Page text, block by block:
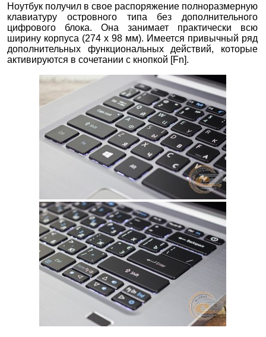
Ноутбук получил в свое распоряжение полноразмерную
клавиатуру островного типа без дополнительного
цифрового блока. Она занимает практически всю
ширину корпуса (274 х 98 мм). Имеется привычный ряд
дополнительных функциональных действий, которые
активируются в сочетании с кнопкой [Fn].